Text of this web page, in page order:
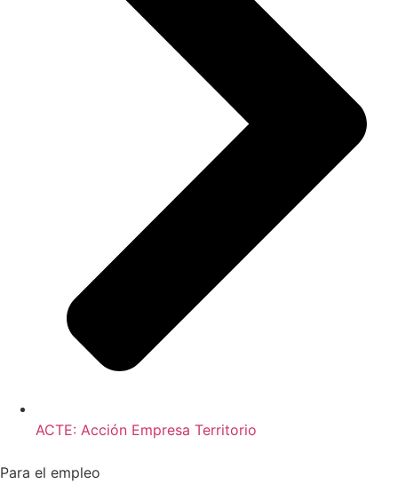
ACTE: Acción Empresa Territorio
Para el empleo